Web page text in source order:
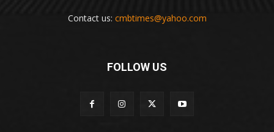
Contact us: cmbtimes@yahoo.com
FOLLOW US